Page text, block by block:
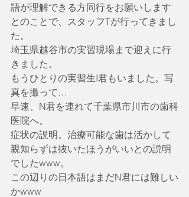
語が理解できる方同行をお願いします
とのことで、スタッフTが行ってきまし
た。
埼玉県越谷市の実習現場まで迎えに行
きました。
もうひとりの実習生I君もいました。写
真を撮って…
早速、N君を連れて千葉県市川市の歯科
医院へ。
症状の説明。治療可能な歯は活かして
親知らずは抜いたほうがいいとの説明
でしたwww。
この辺りの日本語はまだN君には難しい
かwww